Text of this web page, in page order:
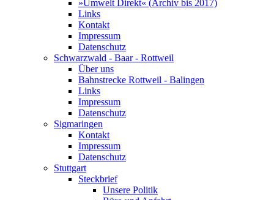
»Umwelt Direkt« (Archiv bis 2017)
Links
Kontakt
Impressum
Datenschutz
Schwarzwald - Baar - Rottweil
Über uns
Bahnstrecke Rottweil - Balingen
Links
Impressum
Datenschutz
Sigmaringen
Kontakt
Impressum
Datenschutz
Stuttgart
Steckbrief
Unsere Politik